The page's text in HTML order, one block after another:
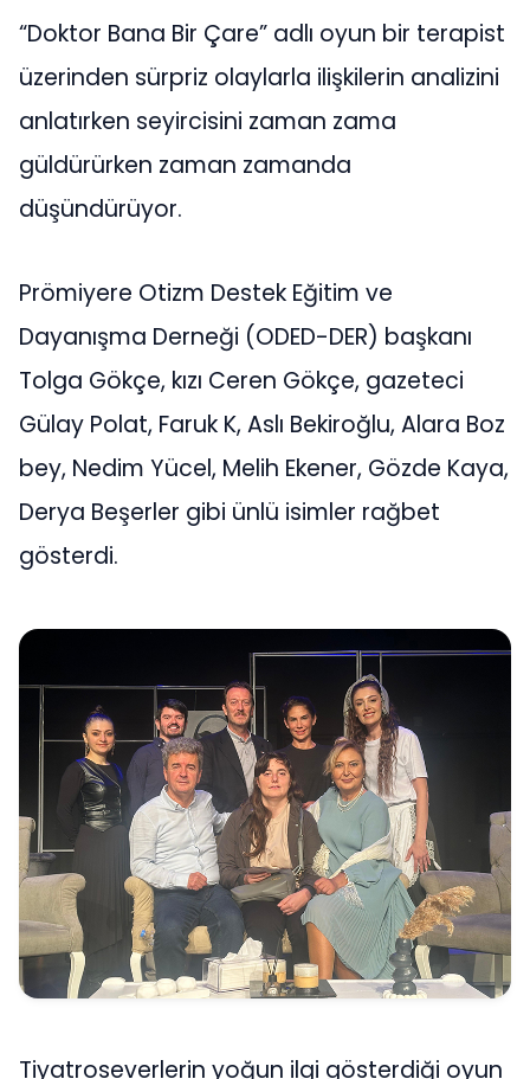
“Doktor Bana Bir Çare” adlı oyun bir terapist
üzerinden sürpriz olaylarla ilişkilerin analizini
anlatırken seyircisini zaman zama
güldürürken zaman zamanda
düşündürüyor.
Prömiyere Otizm Destek Eğitim ve
Dayanışma Derneği (ODED-DER) başkanı
Tolga Gökçe, kızı Ceren Gökçe, gazeteci
Gülay Polat, Faruk K, Aslı Bekiroğlu, Alara Boz
bey, Nedim Yücel, Melih Ekener, Gözde Kaya,
Derya Beşerler gibi ünlü isimler rağbet
gösterdi.
Tiyatroseverlerin yoğun ilgi gösterdiği oyun